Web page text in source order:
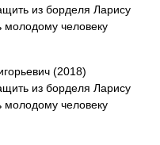
из борделя Ларису
молодому человеку
(2018)
из борделя Ларису
молодому человеку